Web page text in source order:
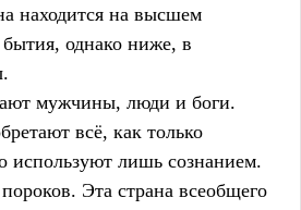
находится на высшем
однако ниже, в
мужчины, люди и боги.
всё, как только
используют лишь сознанием.
Эта страна всеобщего